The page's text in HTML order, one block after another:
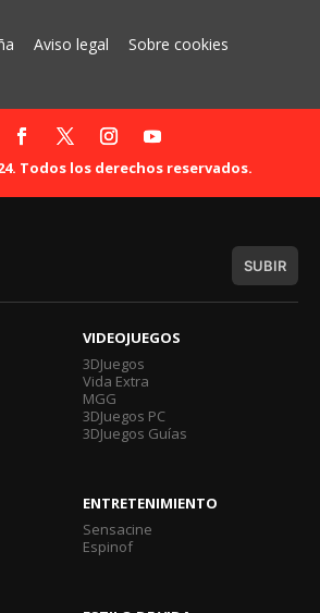
Aviso legal Sobre cookies
Todos los derechos reservados.
SUBIR
VIDEOJUEGOS
3DJuegos
Vida Extra
MGG
3DJuegos PC
3DJuegos Guías
ENTRETENIMIENTO
Sensacine
Espinof